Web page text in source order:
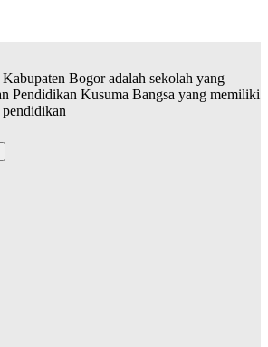
Bogor adalah sekolah yang
Pendidikan Kusuma Bangsa yang memiliki